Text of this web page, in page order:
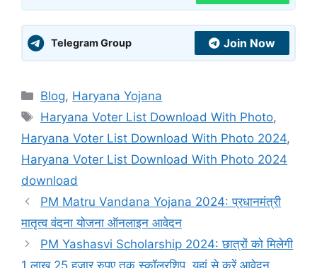
Telegram Group Join Now
Categories
Blog, Haryana Yojana
Tags
Haryana Voter List Download With Photo,
Haryana Voter List Download With Photo 2024,
Haryana Voter List Download With Photo 2024
download
PM Matru Vandana Yojana 2024: प्रधानमंत्री
मातृत्व वंदना योजना ऑनलाइन आवेदन
PM Yashasvi Scholarship 2024: छात्रों को मिलेगी
1 लाख 25 हजार रुपए तक स्कॉलरशिप, यहां से करें आवेदन